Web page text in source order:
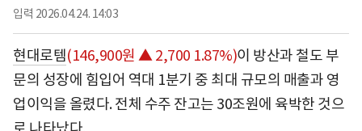
입력 2026.04.24. 14:03
현대로템(146,900원 ▲ 2,700 1.87%)이 방산과 철도 부
문의 성장에 힘입어 역대 1분기 중 최대 규모의 매출과 영
업이익을 올렸다. 전체 수주 잔고는 30조원에 육박한 것으